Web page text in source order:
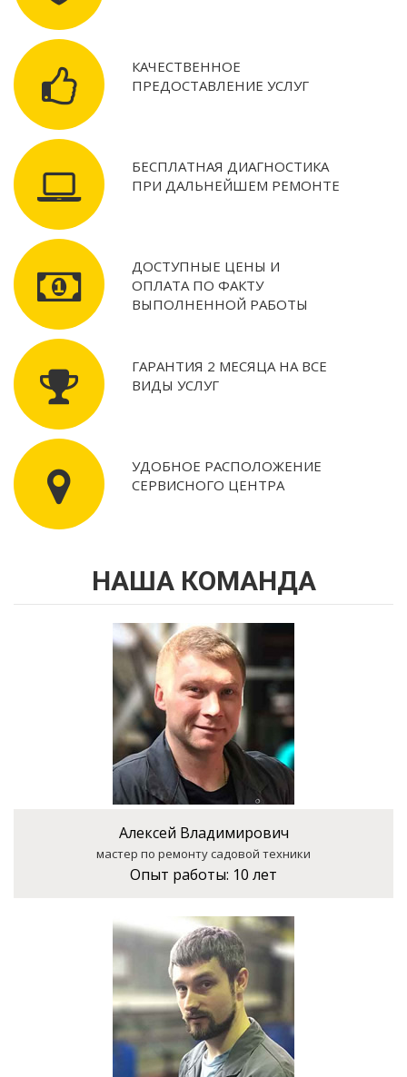
КАЧЕСТВЕННОЕ
ПРЕДОСТАВЛЕНИЕ УСЛУГ
БЕСПЛАТНАЯ ДИАГНОСТИКА
ПРИ ДАЛЬНЕЙШЕМ РЕМОНТЕ
ДОСТУПНЫЕ ЦЕНЫ И
ОПЛАТА ПО ФАКТУ
ВЫПОЛНЕННОЙ РАБОТЫ
ГАРАНТИЯ 2 МЕСЯЦА НА ВСЕ
ВИДЫ УСЛУГ
УДОБНОЕ РАСПОЛОЖЕНИЕ
СЕРВИСНОГО ЦЕНТРА
НАША КОМАНДА
Алексей Владимирович
мастер по ремонту садовой техники
Опыт работы: 10 лет